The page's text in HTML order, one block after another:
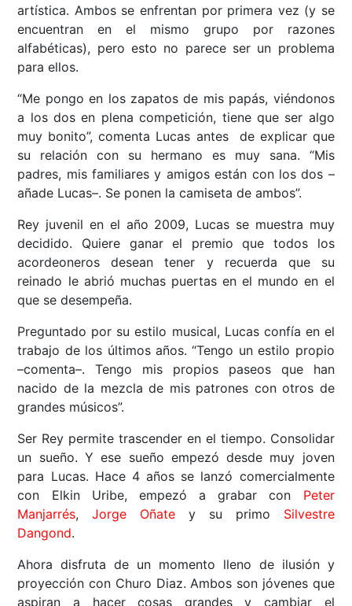
artística. Ambos se enfrentan por primera vez (y se
encuentran en el mismo grupo por razones
alfabéticas), pero esto no parece ser un problema
para ellos.
“Me pongo en los zapatos de mis papás, viéndonos
a los dos en plena competición, tiene que ser algo
muy bonito”, comenta Lucas antes de explicar que
su relación con su hermano es muy sana. “Mis
padres, mis familiares y amigos están con los dos –
añade Lucas–. Se ponen la camiseta de ambos”.
Rey juvenil en el año 2009, Lucas se muestra muy
decidido. Quiere ganar el premio que todos los
acordeoneros desean tener y recuerda que su
reinado le abrió muchas puertas en el mundo en el
que se desempeña.
Preguntado por su estilo musical, Lucas confía en el
trabajo de los últimos años. “Tengo un estilo propio
–comenta–. Tengo mis propios paseos que han
nacido de la mezcla de mis patrones con otros de
grandes músicos”.
Ser Rey permite trascender en el tiempo. Consolidar
un sueño. Y ese sueño empezó desde muy joven
para Lucas. Hace 4 años se lanzó comercialmente
con Elkin Uribe, empezó a grabar con Peter
Manjarrés,Jorge Oñate y su primo Silvestre
Dangond.
Ahora disfruta de un momento lleno de ilusión y
proyección con Churo Diaz. Ambos son jóvenes que
aspiran a hacer cosas grandes y cambiar el